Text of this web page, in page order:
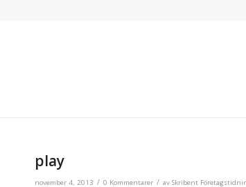
play
november 4, 2013 / 0 Kommentarer / av Skribent